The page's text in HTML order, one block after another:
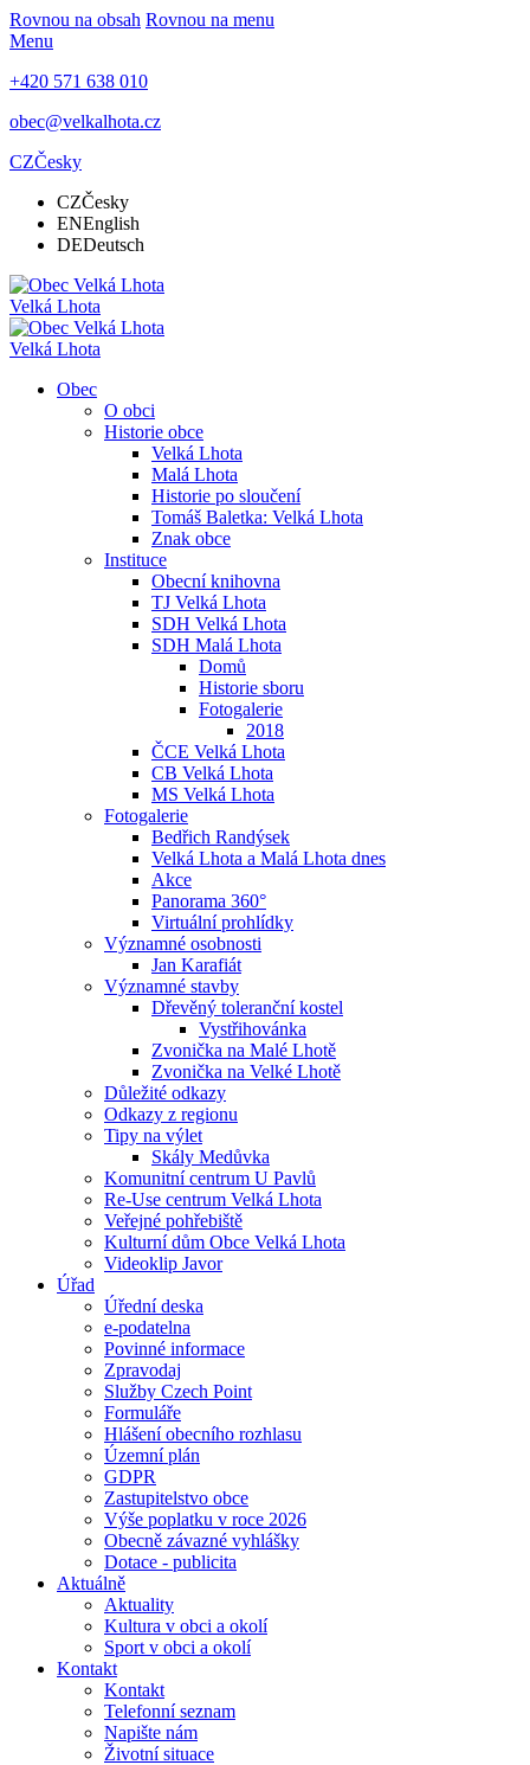
Rovnou na obsah Rovnou na menu
Menu
+420 571 638 010
obec@velkalhota.cz
CZČesky
CZČesky
ENEnglish
DEDeutsch
Velká Lhota
Velká Lhota
Obec
O obci
Historie obce
Velká Lhota
Malá Lhota
Historie po sloučení
Tomáš Baletka: Velká Lhota
Znak obce
Instituce
Obecní knihovna
TJ Velká Lhota
SDH Velká Lhota
SDH Malá Lhota
Domů
Historie sboru
Fotogalerie
2018
ČCE Velká Lhota
CB Velká Lhota
MS Velká Lhota
Fotogalerie
Bedřich Randýsek
Velká Lhota a Malá Lhota dnes
Akce
Panorama 360°
Virtuální prohlídky
Významné osobnosti
Jan Karafiát
Významné stavby
Dřevěný toleranční kostel
Vystřihovánka
Zvonička na Malé Lhotě
Zvonička na Velké Lhotě
Důležité odkazy
Odkazy z regionu
Tipy na výlet
Skály Medůvka
Komunitní centrum U Pavlů
Re-Use centrum Velká Lhota
Veřejné pohřebiště
Kulturní dům Obce Velká Lhota
Videoklip Javor
Úřad
Úřední deska
e-podatelna
Povinné informace
Zpravodaj
Služby Czech Point
Formuláře
Hlášení obecního rozhlasu
Územní plán
GDPR
Zastupitelstvo obce
Výše poplatku v roce 2026
Obecně závazné vyhlášky
Dotace - publicita
Aktuálně
Aktuality
Kultura v obci a okolí
Sport v obci a okolí
Kontakt
Kontakt
Telefonní seznam
Napište nám
Životní situace